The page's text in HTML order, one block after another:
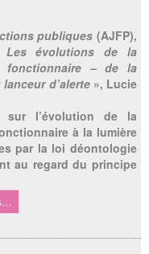
publiques (AJFP),
Les évolutions de la
fonctionnaire – de la
d’alerte», Lucie
l’évolution de la
à la lumière
par la loi déontologie
au regard du principe